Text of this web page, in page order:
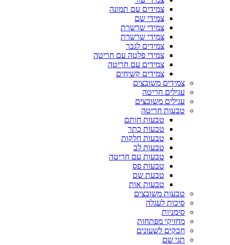
צמידים עם תמונה
צמידי שם
צמידי שרשרת
צמידי שרשרת
צמידים לגבר
צמידי פלטה עם חריטה
צמידים עם חריטה
צמידים קשיחים
צמידים משובצים
עגילים חריטה
עגילים משובצים
טבעות חריטה
טבעות חותם
טבעות כתר
טבעות חלקות
טבעות לב
טבעות עם חריטה
טבעות פס
טבעת שם
טבעות אות
טבעות משובצים
סיכות לעגלה
סימניות
מחזיקי מפתחות
חבקים לשעונים
תגי שם